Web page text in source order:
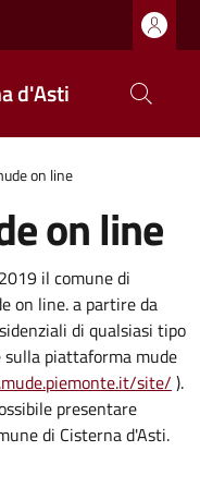
d'Asti
on line
on line
il comune di
on line. a partire da
di qualsiasi tipo
piattaforma mude
site/ ).
presentare
di Cisterna d'Asti.